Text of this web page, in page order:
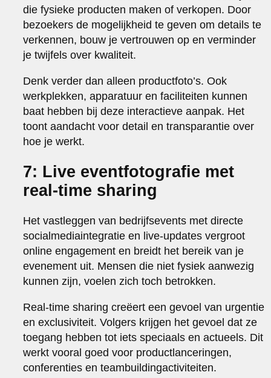
die fysieke producten maken of verkopen. Door
bezoekers de mogelijkheid te geven om details te
verkennen, bouw je vertrouwen op en verminder
je twijfels over kwaliteit.
Denk verder dan alleen productfoto’s. Ook
werkplekken, apparatuur en faciliteiten kunnen
baat hebben bij deze interactieve aanpak. Het
toont aandacht voor detail en transparantie over
hoe je werkt.
7: Live eventfotografie met
real-time sharing
Het vastleggen van bedrijfsevents met directe
socialmediaintegratie en live-updates vergroot
online engagement en breidt het bereik van je
evenement uit. Mensen die niet fysiek aanwezig
kunnen zijn, voelen zich toch betrokken.
Real-time sharing creëert een gevoel van urgentie
en exclusiviteit. Volgers krijgen het gevoel dat ze
toegang hebben tot iets speciaals en actueels. Dit
werkt vooral goed voor productlanceringen,
conferenties en teambuildingactiviteiten.